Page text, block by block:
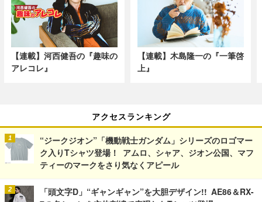
【連載】河西健吾の『趣味の
アレコレ』
【連載】木島隆一の『一筆啓
上』
アクセスランキング
“ジークジオン”「機動戦士ガンダム」シリーズのロゴマー
ク入りTシャツ登場！ アムロ、シャア、ジオン公国、マフ
ティーのマークをさり気なくアピール
「頭文字D」“ギャンギャン”を大胆デザイン!! AE86＆RX-